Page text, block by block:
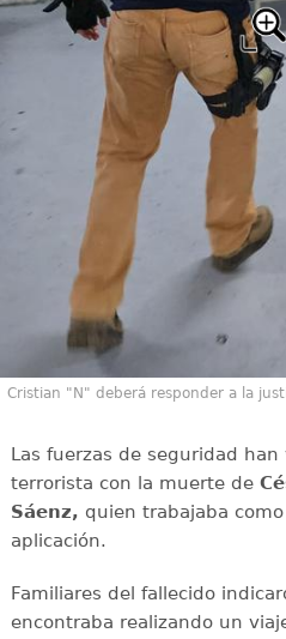
Cristian "N" deberá responder a la
Las fuerzas de seguridad
terrorista con la muerte de
Sáenz, quien trabajaba
aplicación.
Familiares del fallecido
encontraba realizando un